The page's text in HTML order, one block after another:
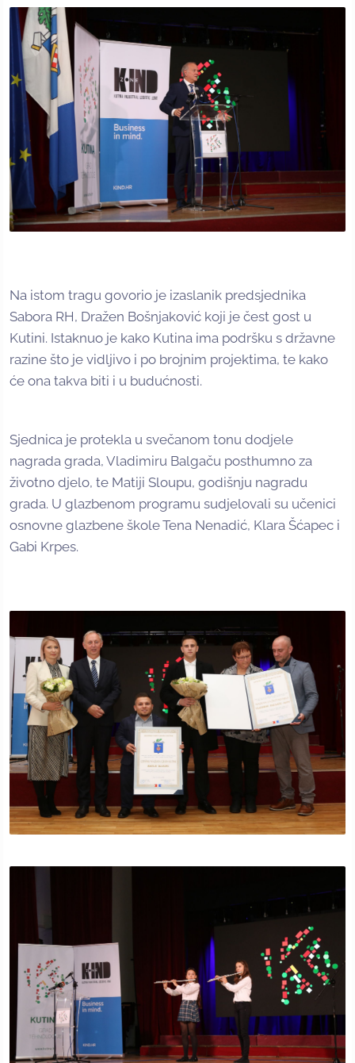
Na istom tragu govorio je izaslanik predsjednika
Sabora RH, Dražen Bošnjaković koji je čest gost u
Kutini. Istaknuo je kako Kutina ima podršku s državne
razine što je vidljivo i po brojnim projektima, te kako
će ona takva biti i u budućnosti.
Sjednica je protekla u svečanom tonu dodjele
nagrada grada, Vladimiru Balgaču posthumno za
životno djelo, te Matiji Sloupu, godišnju nagradu
grada. U glazbenom programu sudjelovali su učenici
osnovne glazbene škole Tena Nenadić, Klara Šćapec i
Gabi Krpes.